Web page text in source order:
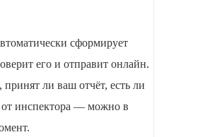
сформирует
его и отправит онлайн.
принят ли ваш отчёт, есть ли
инспектора — можно в